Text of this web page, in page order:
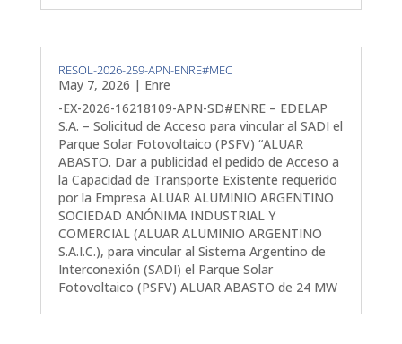
RESOL-2026-259-APN-ENRE#MEC
May 7, 2026 | Enre
-EX-2026-16218109-APN-SD#ENRE – EDELAP
S.A. – Solicitud de Acceso para vincular al SADI el
Parque Solar Fotovoltaico (PSFV) “ALUAR
ABASTO. Dar a publicidad el pedido de Acceso a
la Capacidad de Transporte Existente requerido
por la Empresa ALUAR ALUMINIO ARGENTINO
SOCIEDAD ANÓNIMA INDUSTRIAL Y
COMERCIAL (ALUAR ALUMINIO ARGENTINO
S.A.I.C.), para vincular al Sistema Argentino de
Interconexión (SADI) el Parque Solar
Fotovoltaico (PSFV) ALUAR ABASTO de 24 MW